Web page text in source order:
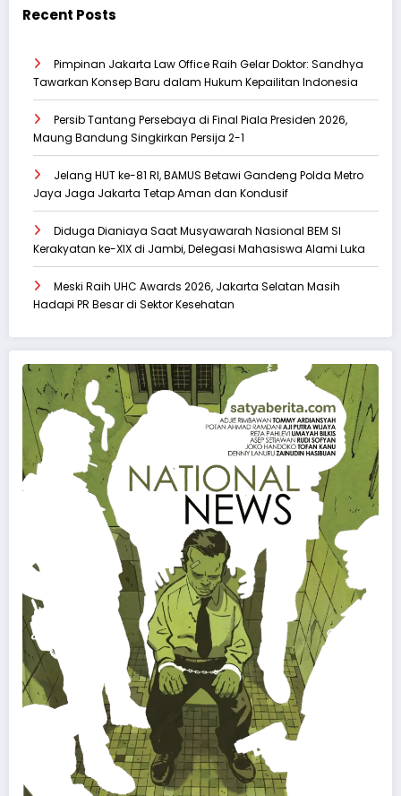
Recent Posts
‎Pimpinan Jakarta Law Office Raih Gelar Doktor: Sandhya
Tawarkan Konsep Baru dalam Hukum Kepailitan Indonesia
Persib Tantang Persebaya di Final Piala Presiden 2026,
Maung Bandung Singkirkan Persija 2-1
Jelang HUT ke-81 RI, BAMUS Betawi Gandeng Polda Metro
Jaya Jaga Jakarta Tetap Aman dan Kondusif
Diduga Dianiaya Saat Musyawarah Nasional BEM SI
Kerakyatan ke-XIX di Jambi, Delegasi Mahasiswa Alami Luka
Meski Raih UHC Awards 2026, Jakarta Selatan Masih
Hadapi PR Besar di Sektor Kesehatan